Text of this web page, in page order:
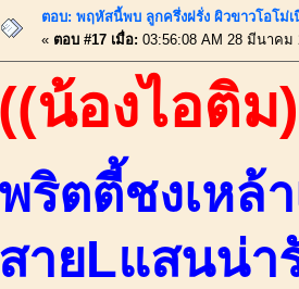
ตอบ: พฤหัสนี้พบ ลูกครึ่งฝรั่ง ผิวขาวโอโม่
« ตอบ #17 เมื่อ: 03:56:08 AM 28 มีนาคม
((น้องไอติม
พริตตี้ชงเหล้
สายLแสนน่า